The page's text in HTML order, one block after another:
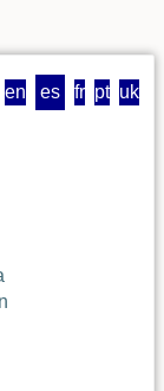
en es fr pt uk